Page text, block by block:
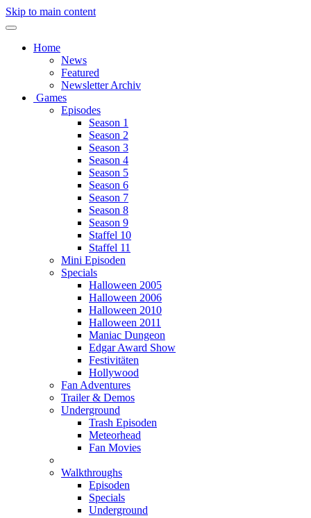
Skip to main content
Home
News
Featured
Newsletter Archiv
Games
Episodes
Season 1
Season 2
Season 3
Season 4
Season 5
Season 6
Season 7
Season 8
Season 9
Staffel 10
Staffel 11
Mini Episoden
Specials
Halloween 2005
Halloween 2006
Halloween 2010
Halloween 2011
Maniac Dungeon
Edgar Award Show
Festivitäten
Hollywood
Fan Adventures
Trailer & Demos
Underground
Trash Episoden
Meteorhead
Fan Movies
Walkthroughs
Episoden
Specials
Underground